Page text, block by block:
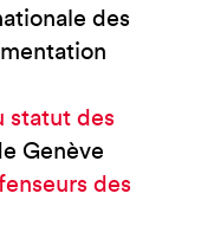
des
statut des
Genève
des